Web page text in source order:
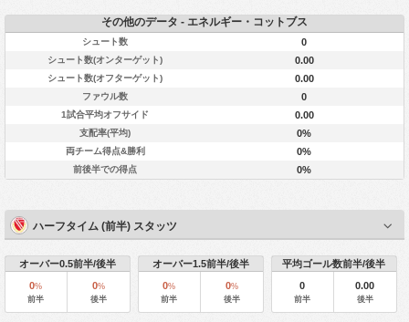
その他のデータ - エネルギー・コットブス
シュート数 0
シュート数(オンターゲット) 0.00
シュート数(オフターゲット) 0.00
ファウル数 0
1試合平均オフサイド 0.00
支配率(平均) 0%
両チーム得点&勝利 0%
前後半での得点 0%
ハーフタイム (前半) スタッツ
オーバー0.5前半/後半
0%
前半
0%
後半
オーバー1.5前半/後半
0%
前半
0%
後半
平均ゴール数前半/後半
0
前半
0.00
後半